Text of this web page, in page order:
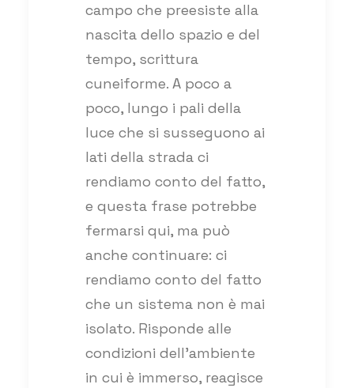
campo che preesiste alla
nascita dello spazio e del
tempo, scrittura
cuneiforme. A poco a
poco, lungo i pali della
luce che si susseguono ai
lati della strada ci
rendiamo conto del fatto,
e questa frase potrebbe
fermarsi qui, ma può
anche continuare: ci
rendiamo conto del fatto
che un sistema non è mai
isolato. Risponde alle
condizioni dell’ambiente
in cui è immerso, reagisce